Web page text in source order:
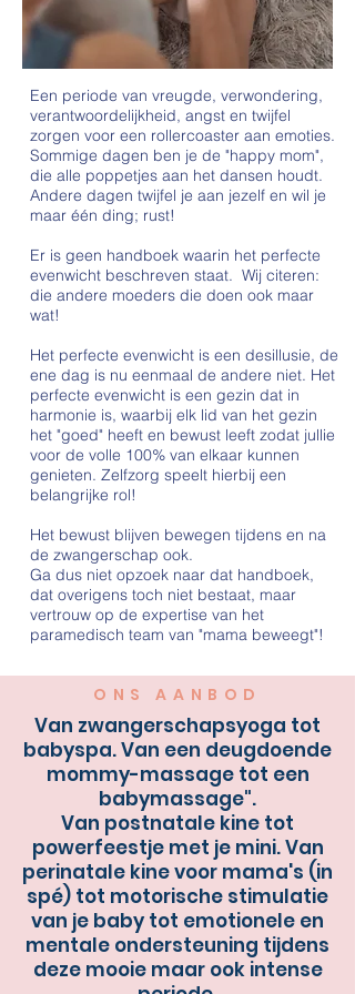
ONS AANBOD
Van zwangerschapsyoga tot
babyspa. Van een deugdoende
mommy-massage tot een
babymassage".
Van postnatale kine tot
powerfeestje met je mini. Van
perinatale kine voor mama's (in
spé) tot motorische stimulatie
van je baby tot emotionele en
mentale ondersteuning tijdens
deze mooie maar ook intense
Een periode van vreugde, verwondering,
verantwoordelijkheid, angst en twijfel
zorgen voor een rollercoaster aan emoties.
Sommige dagen ben je de "happy mom",
die alle poppetjes aan het dansen houdt.
Andere dagen twijfel je aan jezelf en wil je
maar één ding; rust!
Er is geen handboek waarin het perfecte
evenwicht beschreven staat. Wij citeren:
die andere moeders die doen ook maar
wat!
Het perfecte evenwicht is een desillusie, de
ene dag is nu eenmaal de andere niet. Het
perfecte evenwicht is een gezin dat in
harmonie is, waarbij elk lid van het gezin
het "goed" heeft en bewust leeft zodat jullie
voor de volle 100% van elkaar kunnen
genieten. Zelfzorg speelt hierbij een
belangrijke rol!
Het bewust blijven bewegen tijdens en na
de zwangerschap ook.
Ga dus niet opzoek naar dat handboek,
dat overigens toch niet bestaat, maar
vertrouw op de expertise van het
paramedisch team van "mama beweegt"!